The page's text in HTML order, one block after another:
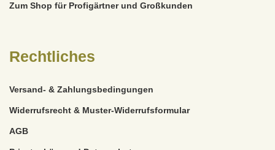
Zum Shop für Profigärtner und Großkunden
Rechtliches
Versand- & Zahlungsbedingungen
Widerrufsrecht & Muster-Widerrufsformular
AGB